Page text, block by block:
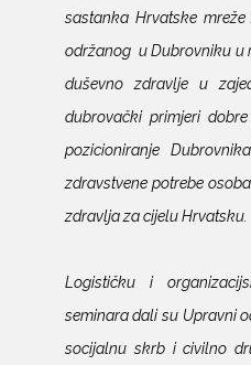
sastanka Hrvatske
održanog u Dubrovniku u
duševno zdravlje u
dubrovački primjeri
pozicioniranje
zdravstvene potrebe
zdravlja za cijelu Hrvatsku.
Logističku i
seminara dali su Upravni
socijalnu skrb i civilno